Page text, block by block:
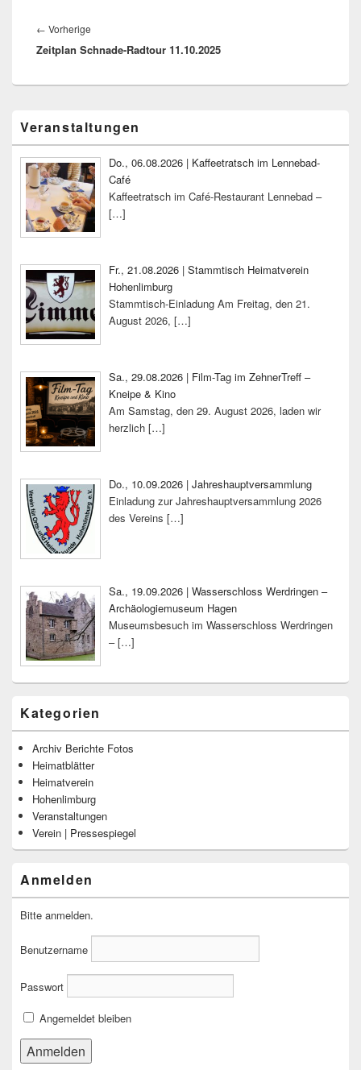
← Vorherige
Beitrag:
Zeitplan Schnade-Radtour 11.10.2025
Seitenleisten-
Widgetbereich
Veranstaltungen
Do., 06.08.2026 | Kaffeetratsch im Lennebad-
Café
Kaffeetratsch im Café-Restaurant Lennebad –
[…]
Fr., 21.08.2026 | Stammtisch Heimatverein
Hohenlimburg
Stammtisch-Einladung Am Freitag, den 21.
August 2026, […]
Sa., 29.08.2026 | Film-Tag im ZehnerTreff –
Kneipe & Kino
Am Samstag, den 29. August 2026, laden wir
herzlich […]
Do., 10.09.2026 | Jahreshauptversammlung
Einladung zur Jahreshauptversammlung 2026
des Vereins […]
Sa., 19.09.2026 | Wasserschloss Werdringen –
Archäologiemuseum Hagen
Museumsbesuch im Wasserschloss Werdringen
–[…]
Kategorien
Archiv Berichte Fotos
Heimatblätter
Heimatverein
Hohenlimburg
Veranstaltungen
Verein | Pressespiegel
Anmelden
Bitte anmelden.
Benutzername
Passwort
Angemeldet bleiben